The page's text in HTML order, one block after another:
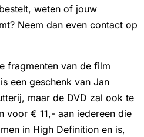
weten of jouw
Neem dan even contact op
fragmenten van de film
een geschenk van Jan
maar de DVD zal ook te
voor € 11,- aan iedereen die
in High Definition en is,